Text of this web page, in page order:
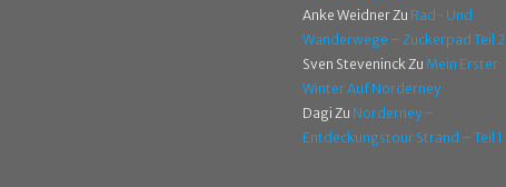
Anke WeidnerZu Rad- Und
Wanderwege – Zuckerpad Teil 2
Sven SteveninckZu Mein Erster
Winter Auf Norderney
Dagi Zu Norderney –
Entdeckungstour Strand – Teil 1